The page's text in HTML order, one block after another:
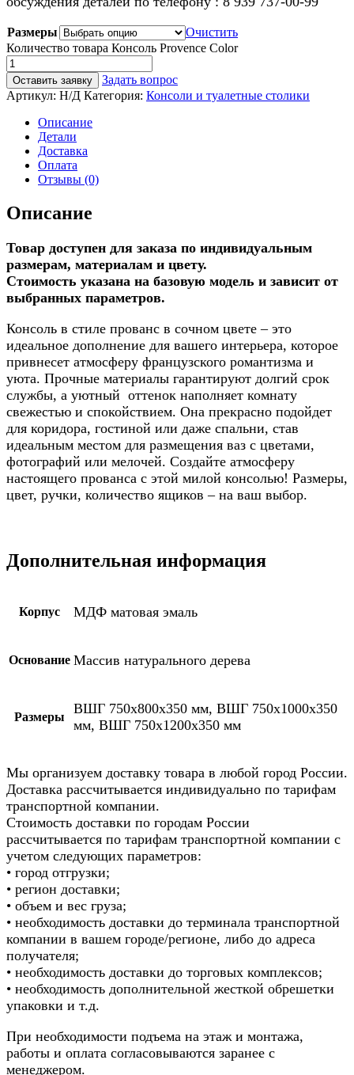
Размеры
Очистить
Количество товара Консоль Provence Color
Оставить заявку
Задать вопрос
Артикул: Н/Д Категория: Консоли и туалетные столики
Описание
Детали
Доставка
Оплата
Отзывы (0)
Описание
Товар доступен для заказа по индивидуальным
размерам, материалам и цвету.
Стоимость указана на базовую модель и зависит от
выбранных параметров.
Консоль в стиле прованс в сочном цвете – это
идеальное дополнение для вашего интерьера, которое
привнесет атмосферу французского романтизма и
уюта. Прочные материалы гарантируют долгий срок
службы, а уютный оттенок наполняет комнату
свежестью и спокойствием. Она прекрасно подойдет
для коридора, гостиной или даже спальни, став
идеальным местом для размещения ваз с цветами,
фотографий или мелочей. Создайте атмосферу
настоящего прованса с этой милой консолью! Размеры,
цвет, ручки, количество ящиков – на ваш выбор.
Дополнительная информация
Корпус МДФ матовая эмаль
Основание Массив натурального дерева
Размеры
ВШГ 750х800х350 мм, ВШГ 750х1000х350
мм, ВШГ 750х1200х350 мм
Мы организуем доставку товара в любой город России.
Доставка рассчитывается индивидуально по тарифам
транспортной компании.
Стоимость доставки по городам России
рассчитывается по тарифам транспортной компании с
учетом следующих параметров:
• город отгрузки;
• регион доставки;
• объем и вес груза;
• необходимость доставки до терминала транспортной
компании в вашем городе/регионе, либо до адреса
получателя;
• необходимость доставки до торговых комплексов;
• необходимость дополнительной жесткой обрешетки
упаковки и т.д.
При необходимости подъема на этаж и монтажа,
работы и оплата согласовываются заранее с
менеджером.